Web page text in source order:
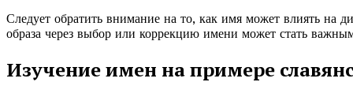
Следует обратить внимание на то, как имя может влиять на
образа через выбор или коррекцию имени может стать
Изучение имен на примере